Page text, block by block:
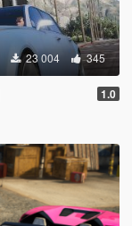
23 004 345
1.0